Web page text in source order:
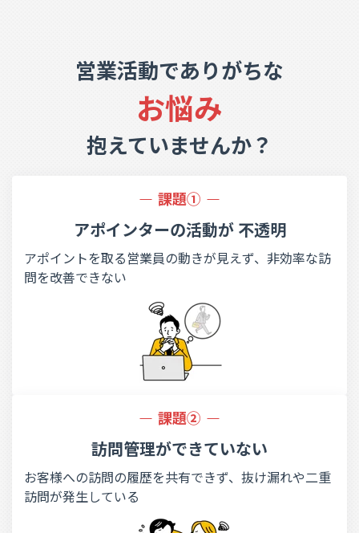
営業活動でありがちな
お悩み
抱えていませんか？
課題①
アポインターの活動が不透明
アポイントを取る営業員の動きが見えず、非効率な訪
問を改善できない
課題②
訪問管理ができていない
お客様への訪問の履歴を共有できず、抜け漏れや二重
訪問が発生している